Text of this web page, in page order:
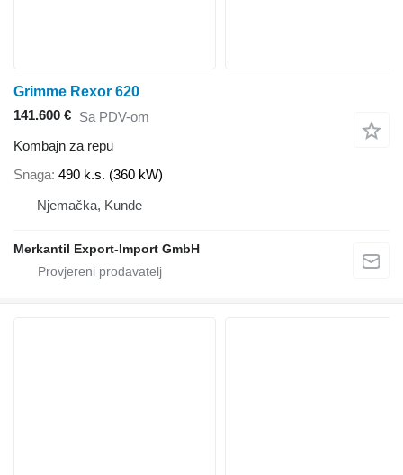
Grimme Rexor 620
141.600 € Sa PDV-om
Kombajn za repu
Snaga 490 k.s. (360 kW)
Njemačka, Kunde
Merkantil Export-Import GmbH